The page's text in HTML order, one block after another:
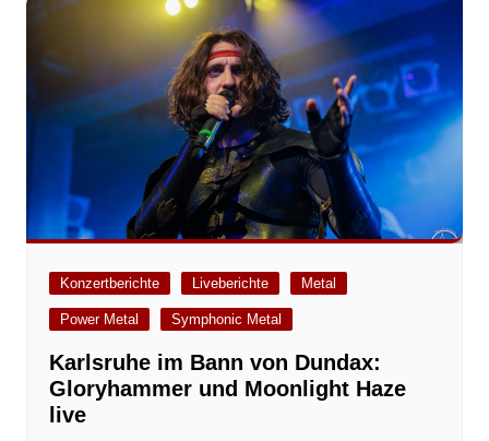
Konzertberichte Liveberichte Metal
Power Metal Symphonic Metal
Karlsruhe im Bann von Dundax:
Gloryhammer und Moonlight Haze
live